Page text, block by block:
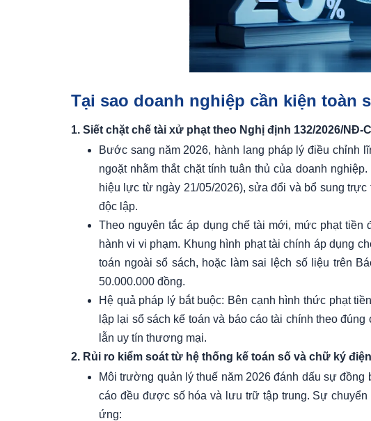
Tại sao doanh nghiệp cần kiện toàn
1. Siết chặt chế tài xử phạt theo Nghị định 132/2026/NĐ-
Bước sang năm 2026, hành lang pháp lý điều chỉnh
ngoặt nhằm thắt chặt tính tuân thủ của doanh
hiệu lực từ ngày 21/05/2026), sửa đổi và bổ sung
độc lập.
Theo nguyên tắc áp dụng chế tài mới, mức phạt
hành vi vi phạm. Khung hình phạt tài chính áp dụng
toán ngoài sổ sách, hoặc làm sai lệch số liệu trên
50.000.000 đồng.
Hệ quả pháp lý bắt buộc: Bên cạnh hình thức phạt
lập lại sổ sách kế toán và báo cáo tài chính theo
lẫn uy tín thương mại.
2. Rủi ro kiểm soát từ hệ thống kế toán số và chữ ký
Môi trường quản lý thuế năm 2026 đánh dấu sự
cáo đều được số hóa và lưu trữ tập trung. Sự
ứng: